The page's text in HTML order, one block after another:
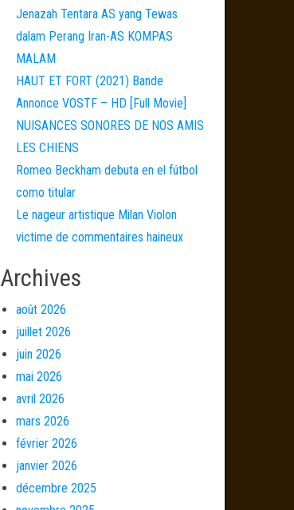
Jenazah Tentara AS yang Tewas
dalam Perang Iran-AS KOMPAS
MALAM
HAUT ET FORT (2021) Bande
Annonce VOSTF – HD [Full Movie]
NUISANCES SONORES DE NOS AMIS
LES CHIENS
Romeo Beckham debuta en el fútbol
como titular
Le nageur artistique Milan Violon
victime de commentaires haineux
Archives
août 2026
juillet 2026
juin 2026
mai 2026
avril 2026
mars 2026
février 2026
janvier 2026
décembre 2025